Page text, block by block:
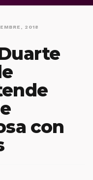
2018
con